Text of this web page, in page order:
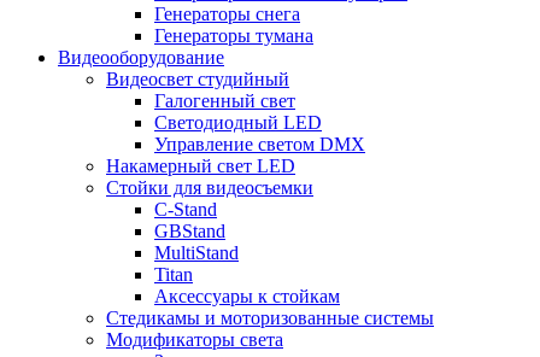
Генераторы снега
Генераторы тумана
Видеооборудование
Видеосвет студийный
Галогенный свет
Светодиодный LED
Управление светом DMX
Накамерный свет LED
Стойки для видеосъемки
C-Stand
GBStand
MultiStand
Titan
Аксессуары к стойкам
Стедикамы и моторизованные системы
Модификаторы света